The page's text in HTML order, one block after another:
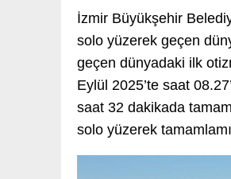
İzmir Büyükşehir
solo yüzerek geçen
geçen dünyadaki ilk
Eylül 2025’te saat
saat 32 dakikada
solo yüzerek